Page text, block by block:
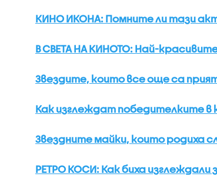
КИНО ИКОНА: Помните ли тази
В СВЕТА НА КИНОТО: Най-
Звездите, които все още са
Как изглеждат победителките в
Звездните майки, които родиха
РЕТРО КОСИ: Как биха